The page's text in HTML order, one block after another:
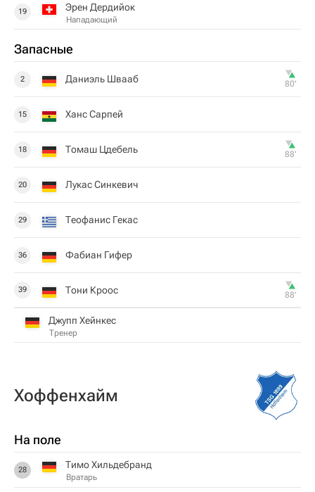
19 Эрен Дердийок
Нападающий
Запасные
2 Даниэль Швааб 80‎’‎
15 Ханс Сарпей
18 Томаш Цдебель 88‎’‎
20 Лукас Синкевич
29 Теофанис Гекас
36 Фабиан Гифер
39 Тони Кроос 88‎’‎
Джупп Хейнкес
Тренер
Хоффенхайм
На поле
28 Тимо Хильдебранд
Вратарь